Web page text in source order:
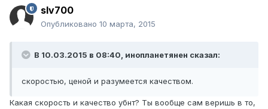
slv700
Опубликовано 10 марта, 2015
В 10.03.2015 в 08:40, инопланетянен сказал:
скоростью, ценой и разумеется качеством.
Какая скорость и качество убнт? Ты вообще сам веришь в то,